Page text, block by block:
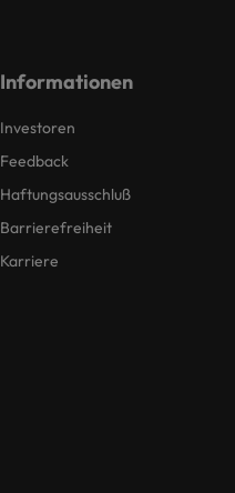
Informationen
Investoren
Feedback
Haftungsausschluß
Barrierefreiheit
Karriere